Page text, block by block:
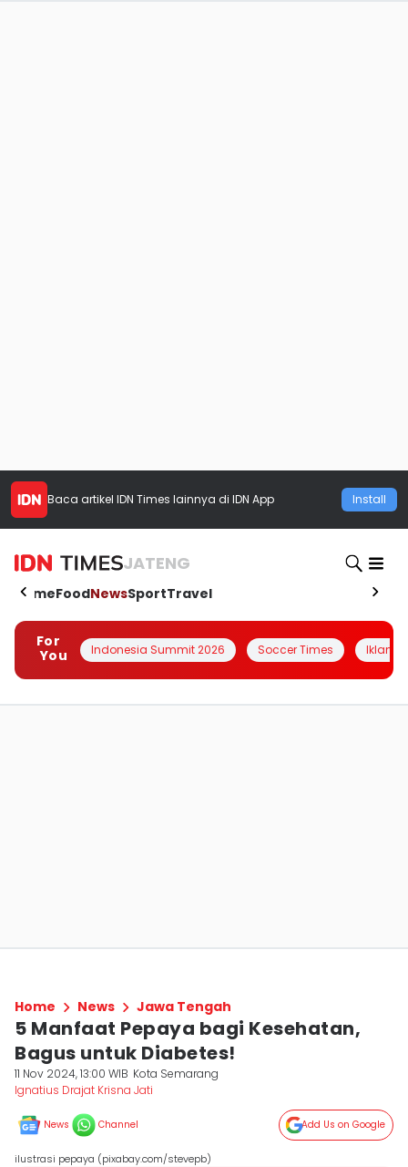
Baca artikel IDN Times lainnya di IDN App Install
JATENG
HomeFoodNewsSportTravel
For
You
Indonesia Summit 2026 Soccer Times Iklanin
Home News Jawa Tengah
5 Manfaat Pepaya bagi Kesehatan,
Bagus untuk Diabetes!
11 Nov 2024, 13:00 WIB Kota Semarang
Ignatius Drajat Krisna Jati
News Channel Add Us on Google
ilustrasi pepaya (pixabay.com/stevepb)